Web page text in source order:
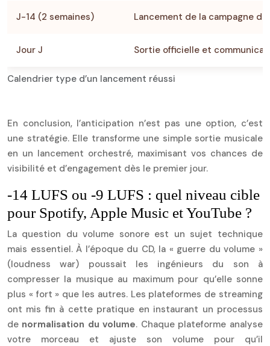
Calendrier type d’un lancement réussi
J-14 (2 semaines) Lancement de la campagne
Jour J Sortie officielle et
En conclusion, l’anticipation n’est pas une option, c’est
une stratégie. Elle transforme une simple sortie musicale
en un lancement orchestré, maximisant vos chances de
visibilité et d’engagement dès le premier jour.
-14 LUFS ou -9 LUFS : quel niveau cible
pour Spotify, Apple Music et YouTube ?
La question du volume sonore est un sujet technique
mais essentiel. À l’époque du CD, la « guerre du volume »
(loudness war) poussait les ingénieurs du son à
compresser la musique au maximum pour qu’elle sonne
plus « fort » que les autres. Les plateformes de streaming
ont mis fin à cette pratique en instaurant un processus
de normalisation du volume. Chaque plateforme analyse
votre morceau et ajuste son volume pour qu’il